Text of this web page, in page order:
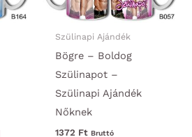
Szülinapi Ajándék
Bögre – Boldog
Szülinapot –
Szülinapi Ajándék
Nőknek
1372 Ft Bruttó